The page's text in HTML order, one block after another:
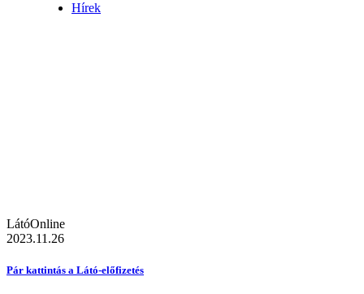
Hírek
LátóOnline
2023.11.26
Pár kattintás a Látó-előfizetés